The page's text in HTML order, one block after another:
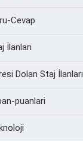
Cevap
İlanları
Dolan Staj İlanları
puanlari